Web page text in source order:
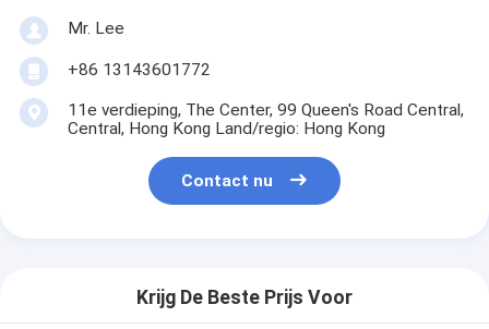
Mr. Lee
+86 13143601772
11e verdieping, The Center, 99 Queen's Road Central,
Central, Hong Kong Land/regio: Hong Kong
Contact nu
Krijg De Beste Prijs Voor